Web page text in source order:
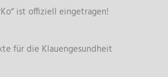
ist offiziell eingetragen!
für die Klauengesundheit